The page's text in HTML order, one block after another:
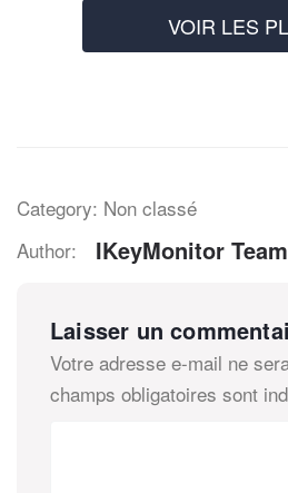
VOIR LES
Category: Non classé
Author:
IKeyMonitor Team
Laisser un
Votre adresse e-mail ne
champs obligatoires sont